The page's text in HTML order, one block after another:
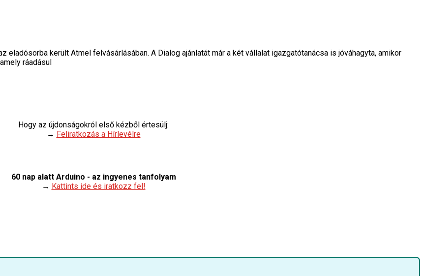
került Atmel felvásárlásában. A Dialog ajánlatát már a két vállalat igazgatótanácsa is jóváhagyta, amikor
ráadásul
Hogy az újdonságokról első kézből értesülj:
→ Feliratkozás a Hírlevélre
60 nap alatt Arduino - az ingyenes tanfolyam
→ Kattints ide és iratkozz fel!